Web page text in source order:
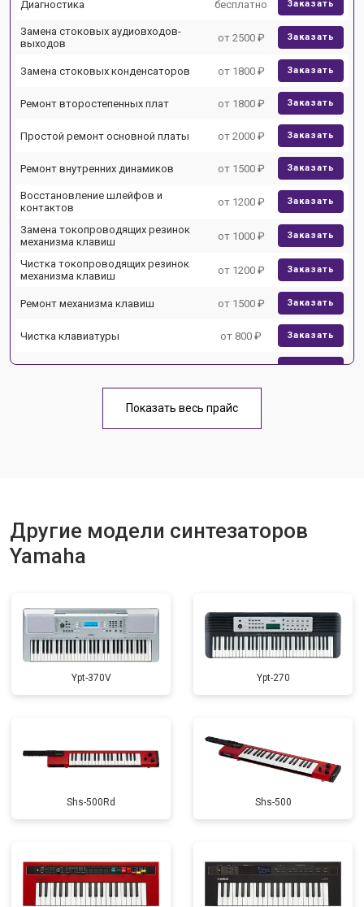
Диагностика бесплатно Заказать
Замена стоковых аудиовходов-
выходов
от 2500 ₽ Заказать
Замена стоковых конденсаторов от 1800 ₽ Заказать
Ремонт второстепенных плат от 1800 ₽ Заказать
Простой ремонт основной платы от 2000 ₽ Заказать
Ремонт внутренних динамиков от 1500 ₽ Заказать
Восстановление шлейфов и
контактов
от 1200 ₽ Заказать
Замена токопроводящих резинок
механизма клавиш
от 1000 ₽ Заказать
Чистка токопроводящих резинок
механизма клавиш
от 1200 ₽ Заказать
Ремонт механизма клавиш от 1500 ₽ Заказать
Чистка клавиатуры от 800 ₽ Заказать
Ремонт клавиш от 1500 ₽ Заказать
Замена клавиш и уплотнителей от 1000 ₽
Чистка и профилактика
Замена экрана от 1500 ₽ Заказать
Замена стоковых потенциометров
Показать весь прайс
Другие модели синтезаторов
Yamaha
Ypt-370V Ypt-270
Shs-500Rd Shs-500